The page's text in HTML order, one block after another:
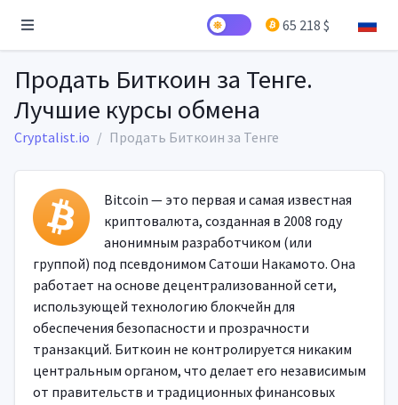
65 218 $
Продать Биткоин за Тенге.
Лучшие курсы обмена
Cryptalist.io Продать Биткоин за Тенге
Bitcoin — это первая и самая известная
криптовалюта, созданная в 2008 году
анонимным разработчиком (или
группой) под псевдонимом Сатоши Накамото. Она
работает на основе децентрализованной сети,
использующей технологию блокчейн для
обеспечения безопасности и прозрачности
транзакций. Биткоин не контролируется никаким
центральным органом, что делает его независимым
от правительств и традиционных финансовых